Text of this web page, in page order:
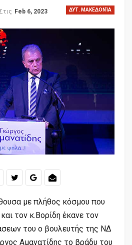
ΔΥΤ. ΜΑΚΕΔΟΝΊΑ
Feb 6, 2023
με πλήθος κόσμου που
τον κ.Βορίδη έκανε τον
του ο βουλευτής της ΝΔ
Αμανατίδης το βράδυ του